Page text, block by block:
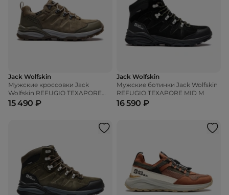
Jack Wolfskin
Мужские кроссовки Jack
Wolfskin REFUGIO TEXAPORE
LOW M
15 490 ₽
Jack Wolfskin
Мужские ботинки Jack Wolfskin
REFUGIO TEXAPORE MID M
16 590 ₽